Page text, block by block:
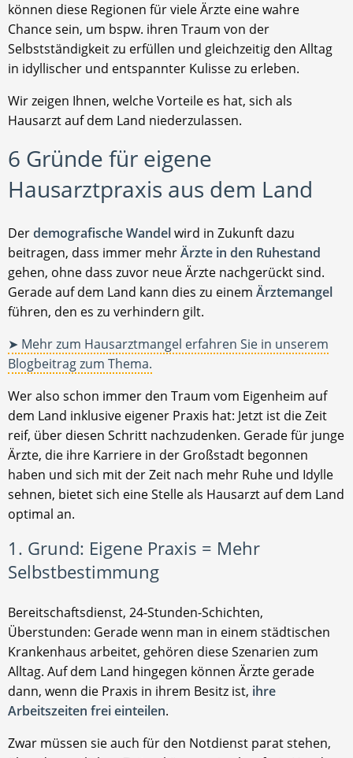
können diese Regionen für viele Ärzte eine wahre
Chance sein, um bspw. ihren Traum von der
Selbstständigkeit zu erfüllen und gleichzeitig den Alltag
in idyllischer und entspannter Kulisse zu erleben.
Wir zeigen Ihnen, welche Vorteile es hat, sich als
Hausarzt auf dem Land niederzulassen.
6 Gründe für eigene
Hausarztpraxis aus dem Land
Derdemografische Wandelwird in Zukunft dazu
beitragen, dass immer mehrÄrzte in den Ruhestand
gehen, ohne dass zuvor neue Ärzte nachgerückt sind.
Gerade auf dem Land kann dies zu einem Ärztemangel
führen, den es zu verhindern gilt.
➤ Mehr zum Hausarztmangel erfahren Sie in unserem
Blogbeitrag zum Thema.
Wer also schon immer den Traum vom Eigenheim auf
dem Land inklusive eigener Praxis hat: Jetzt ist die Zeit
reif, über diesen Schritt nachzudenken. Gerade für junge
Ärzte, die ihre Karriere in der Großstadt begonnen
haben und sich mit der Zeit nach mehr Ruhe und Idylle
sehnen, bietet sich eine Stelle als Hausarzt auf dem Land
optimal an.
1. Grund: Eigene Praxis = Mehr
Selbstbestimmung
Bereitschaftsdienst, 24-Stunden-Schichten,
Überstunden: Gerade wenn man in einem städtischen
Krankenhaus arbeitet, gehören diese Szenarien zum
Alltag. Auf dem Land hingegen können Ärzte gerade
dann, wenn die Praxis in ihrem Besitz ist, ihre
Arbeitszeiten frei einteilen.
Zwar müssen sie auch für den Notdienst parat stehen,